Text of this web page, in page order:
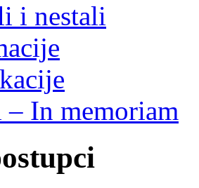
i nestali
– In memoriam